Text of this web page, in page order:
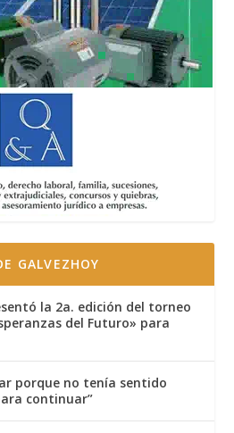
GALVEZHOY
la 2a. edición del torneo
del Futuro» para
porque no tenía sentido
continuar”